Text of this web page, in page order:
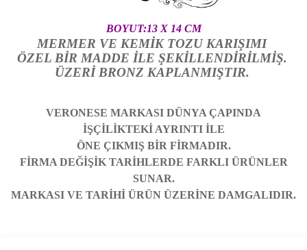
BOYUT:13 X 14 CM
MERMER VE KEMİK TOZU KARIŞIMI
ÖZEL BİR MADDE İLE ŞEKİLLENDİRİLMİŞ.
ÜZERİ BRONZ KAPLANMIŞTIR.
VERONESE MARKASI DÜNYA ÇAPINDA
İŞÇİLİKTEKİ AYRINTI İLE
ÖNE ÇIKMIŞ BİR FİRMADIR.
FİRMA DEĞİŞİK TARİHLERDE FARKLI ÜRÜNLER
SUNAR.
MARKASI VE TARİHİ ÜRÜN ÜZERİNE DAMGALIDIR.